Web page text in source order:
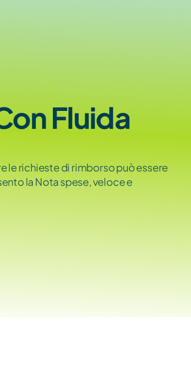
Fluida
le richieste di rimborso può essere
la Nota spese, veloce e